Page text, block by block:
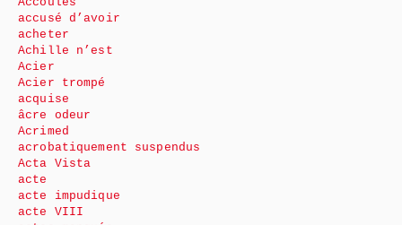
accusé d’avoir
acheter
Achille n’est
Acier
Acier trompé
acquise
âcre odeur
Acrimed
acrobatiquement suspendus
Acta Vista
acte
acte impudique
acte VIII